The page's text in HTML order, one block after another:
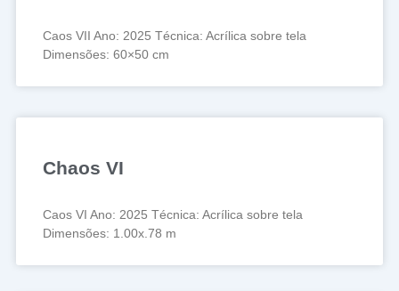
Caos VII Ano: 2025 Técnica: Acrílica sobre tela
Dimensões: 60×50 cm
Chaos VI
Caos VI Ano: 2025 Técnica: Acrílica sobre tela
Dimensões: 1.00x.78 m